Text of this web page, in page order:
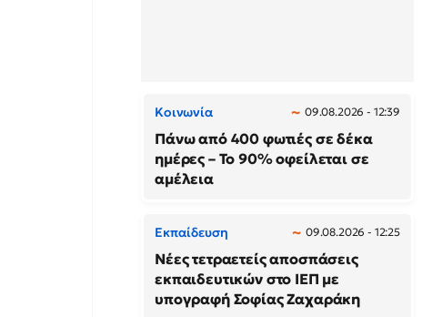
Κοινωνία 09.08.2026 - 12:39
Πάνω από 400 φωτιές σε δέκα
ημέρες – Το 90% οφείλεται σε
αμέλεια
Εκπαίδευση 09.08.2026 - 12:25
Νέες τετραετείς αποσπάσεις
εκπαιδευτικών στο ΙΕΠ με
υπογραφή Σοφίας Ζαχαράκη